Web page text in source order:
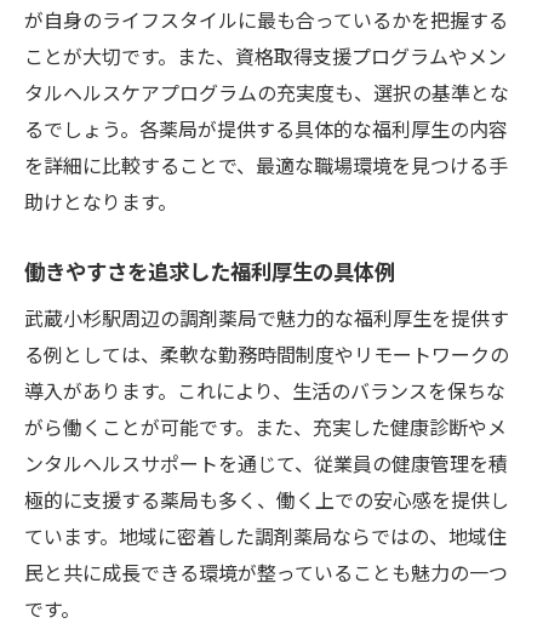
理想的な福利厚生を提供する薬局の条件
武蔵小杉での福利厚生が充実した職場例
職場環境を向上させる福利厚生の秘訣
調剤薬局の魅力を高める福利厚生の具体例
福利厚生がもたらす職場の活性化
方法
が自身のライフスタイルに最も合っているかを把握する
ことが大切です。また、資格取得支援プログラムやメン
タルヘルスケアプログラムの充実度も、選択の基準とな
るでしょう。各薬局が提供する具体的な福利厚生の内容
を詳細に比較することで、最適な職場環境を見つける手
助けとなります。
働きやすさを追求した福利厚生の具体例
武蔵小杉駅周辺の調剤薬局で魅力的な福利厚生を提供す
る例としては、柔軟な勤務時間制度やリモートワークの
導入があります。これにより、生活のバランスを保ちな
がら働くことが可能です。また、充実した健康診断やメ
ンタルヘルスサポートを通じて、従業員の健康管理を積
極的に支援する薬局も多く、働く上での安心感を提供し
ています。地域に密着した調剤薬局ならではの、地域住
民と共に成長できる環境が整っていることも魅力の一つ
です。